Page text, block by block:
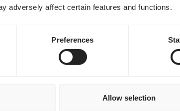
adversely affect certain features and functions.
Preferences
Allow selection
Um an Amazon
1 Kostenlos
Auftrag